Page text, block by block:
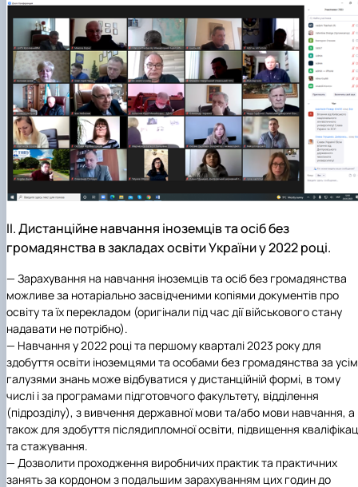
ІІ. Дистанційне навчання іноземців та осіб без
громадянства в закладах освіти України у 2022 році.
— Зарахування на навчання іноземців та осіб без громадянства
можливе за нотаріально засвідченими копіями документів про
освіту та їх перекладом (оригінали під час дії військового стану
надавати не потрібно).
— Навчання у 2022 році та першому кварталі 2023 року для
здобуття освіти іноземцями та особами без громадянства за
галузями знань може відбуватися у дистанційній формі, в тому
числі і за програмами підготовчого факультету, відділення
(підрозділу), з вивчення державної мови та/або мови навчання, а
також для здобуття післядипломної освіти, підвищення
та стажування.
— Дозволити проходження виробничих практик та практичних
занять за кордоном з подальшим зарахуванням цих годин до